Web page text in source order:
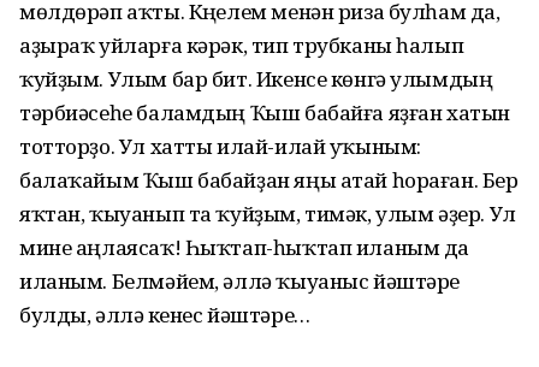
мөлдөрәп аҡты. Күңелем менән риза булһам да,
аҙыраҡ уйларға кәрәк, тип трубканы һалып
ҡуйҙым. Улым бар бит. Икенсе көнгә улымдың
тәрбиәсеһе баламдың Ҡыш бабайға яҙған хатын
тотторҙо. Ул хатты илай-илай уҡыным:
балаҡайым Ҡыш бабайҙан яңы атай һораған. Бер
яҡтан, ҡыуанып та ҡуйҙым, тимәк, улым әҙер. Ул
мине аңлаясаҡ! Һыҡ­тап-һыҡтап иланым да
иланым. Белмәйем, әллә ҡыуаныс йәштәре
булды, әллә үкенес йәштәре…